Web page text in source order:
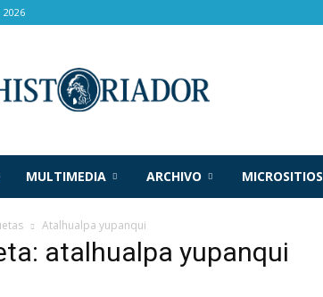
MULTIMEDIA ARCHIVO MICROSITIOS
Atalhualpa yupanqui
atalhualpa yupanqui